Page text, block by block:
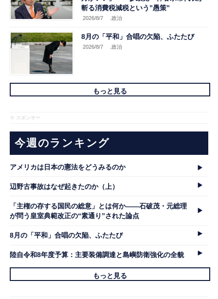
斬る消費税減税という”愚策”
2026/8/7 .政治
8月の「平和」合唱の欠陥、ふたたび
2026/8/7 .政治
もっと見る
※ スポンサー
今週のランキング
アメリカは日本の憲法をどうみるのか
辺野古事故はなぜ起きたのか（上）
「主権の存する国民の総意」とは何か――石破茂・元総理
が問う皇室典範改正の“素通り”された論点
8月の「平和」合唱の欠陥、ふたたび
陸自令和8年度予算：主要装備調達と島嶼防衛強化の全貌
もっと見る